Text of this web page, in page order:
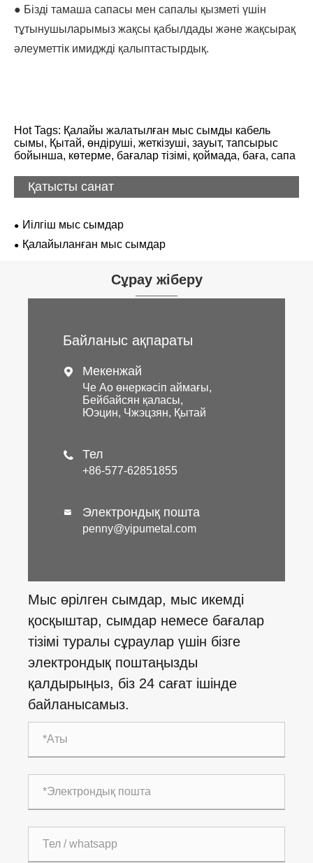
● Бізді тамаша сапасы мен сапалы қызметі үшін
тұтынушыларымыз жақсы қабылдады және жақсырақ
әлеуметтік имиджді қалыптастырдық.
Hot Tags: Қалайы жалатылған мыс сымды кабель
сымы, Қытай, өндіруші, жеткізуші, зауыт, тапсырыс
бойынша, көтерме, бағалар тізімі, қоймада, баға, сапа
Қатысты санат
Иілгіш мыс сымдар
Қалайыланған мыс сымдар
Сұрау жіберу
Байланыс ақпараты
 Мекенжай
Че Ао өнеркәсіп аймағы,
Бейбайсян қаласы,
Юэцин, Чжэцзян, Қытай
 Тел
+86-577-62851855
 Электрондық пошта
penny@yipumetal.com
Мыс өрілген сымдар, мыс икемді
қосқыштар, сымдар немесе бағалар
тізімі туралы сұраулар үшін бізге
электрондық поштаңызды
қалдырыңыз, біз 24 сағат ішінде
байланысамыз.